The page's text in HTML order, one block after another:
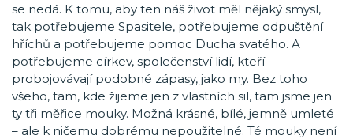
se nedá. K tomu, aby ten náš život měl nějaký smysl,
tak potřebujeme Spasitele, potřebujeme odpuštění
hříchů a potřebujeme pomoc Ducha svatého. A
potřebujeme církev, společenství lidí, kteří
probojovávají podobné zápasy, jako my. Bez toho
všeho, tam, kde žijeme jen z vlastních sil, tam jsme jen
ty tři měřice mouky. Možná krásné, bílé, jemně umleté
– ale k ničemu dobrému nepoužitelné. Té mouky není